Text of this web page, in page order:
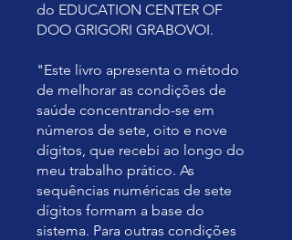
do EDUCATION CENTER OF
DOO GRIGORI GRABOVOI.
"Este livro apresenta o método
de melhorar as condições de
saúde concentrando-se em
números de sete, oito e nove
dígitos, que recebi ao longo do
meu trabalho prático. As
sequências numéricas de sete
dígitos formam a base do
sistema. Para outras condições